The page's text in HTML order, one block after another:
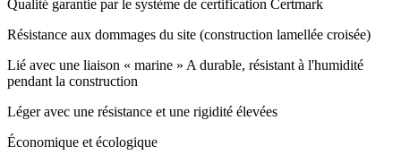
Qualité garantie par le système de certification Certmark
Résistance aux dommages du site (construction lamellée croisée)
Lié avec une liaison « marine » A durable, résistant à l'humidité
pendant la construction
Léger avec une résistance et une rigidité élevées
Économique et écologique